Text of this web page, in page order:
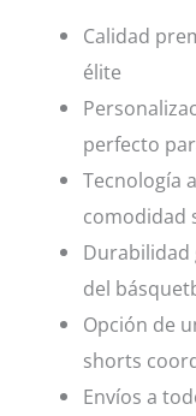
Calidad
élite
perfecto
Tecnología
comodidad
Durabilidad
del
Opción de
shorts
Envíos a